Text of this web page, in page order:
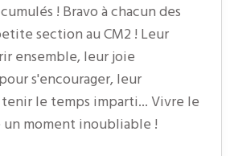
! Bravo à chacun des
section au CM2 ! Leur
ensemble, leur joie
s'encourager, leur
le temps imparti... Vivre le
un moment inoubliable !